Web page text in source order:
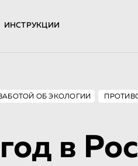
ИНСТРУКЦИИ
ОБ ЭКОЛОГИИ
в